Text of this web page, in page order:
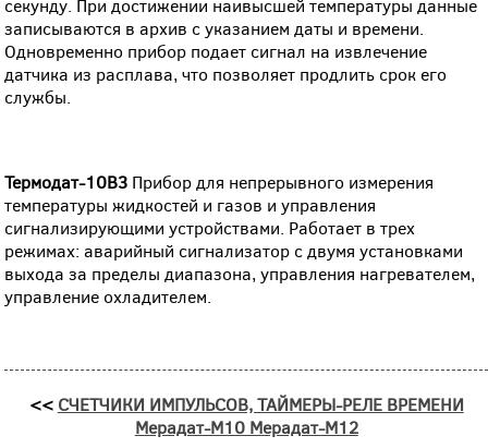
секунду. При достижении наивысшей температуры данные
записываются в архив с указанием даты и времени.
Одновременно прибор подает сигнал на извлечение
датчика из расплава, что позволяет продлить срок его
службы.
Термодат-10В3 Прибор для непрерывного измерения
температуры жидкостей и газов и управления
сигнализирующими устройствами. Работает в трех
режимах: аварийный сигнализатор с двумя установками
выхода за пределы диапазона, управления нагревателем,
управление охладителем.
<< СЧЕТЧИКИ ИМПУЛЬСОВ, ТАЙМЕРЫ-РЕЛЕ ВРЕМЕНИ
Мерадат-М10 Мерадат-М12